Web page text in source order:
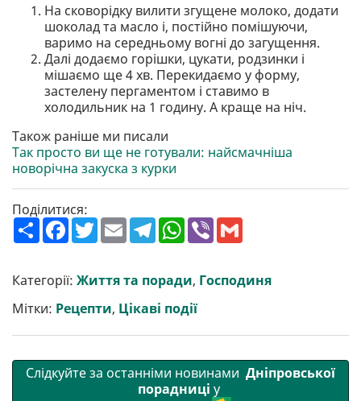
На сковорідку вилити згущене молоко, додати
шоколад та масло і, постійно помішуючи,
варимо на середньому вогні до загущення.
Далі додаємо горішки, цукати, родзинки і
мішаємо ще 4 хв. Перекидаємо у форму,
застелену пергаментом і ставимо в
холодильник на 1 годину. А краще на ніч.
Також раніше ми писали
Так просто ви ще не готували: найсмачніша
новорічна закуска з курки
Поділитися:
П
о
р
и
т
и
F
a
b
o
o
k
T
w
t
e
r
E
m
l
T
e
g
r
a
m
W
h
s
A
p
p
V
r l
Категорії: Життя та поради, Господиня
Мітки: Рецепти, Цікаві події
Слідкуйте за останніми новинами Дніпровської
порадниці у